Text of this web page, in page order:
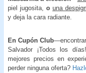
piel jugosita, o una
y deja la cara radiante.
En Cupón Club
Salvador ¡Todos los
mejores precios en
perder ninguna oferta?